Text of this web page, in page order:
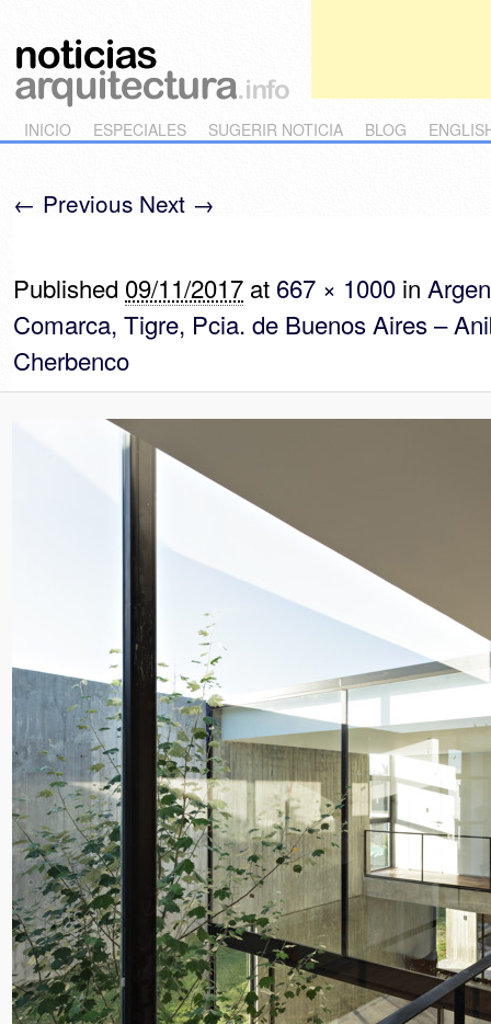
Main menu
Skip to primary content
Skip to secondary content
INICIO ESPECIALES SUGERIR NOTICIA BLOG
Image navigation
← Previous Next →
Published 09/11/2017 at 667 × 1000 in
Comarca, Tigre, Pcia. de Buenos Aires –
Cherbenco